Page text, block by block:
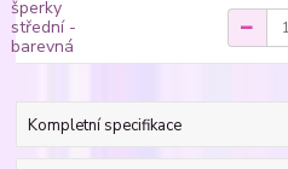
Kompletní specifikace